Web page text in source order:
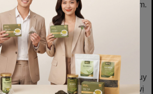
túi lọc ra và thưởng thức trà khi đang ấm.
trà, hoặc đường tuỳ thích theo ý
sử dụng túi lọc trà dùng 1 lần
dùng 1 lần hiệu quả, bạn cần biết:
lượng
: Mua túi lọc từ thương hiệu uy
ràng giúp đảm bảo vệ sinh và hương vị